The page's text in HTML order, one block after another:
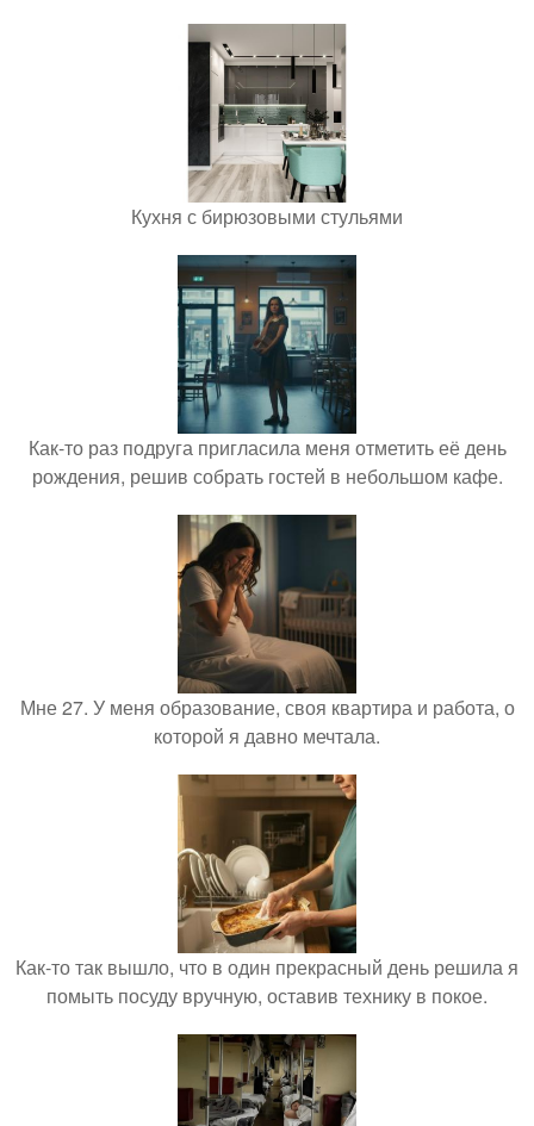
Кухня с бирюзовыми стульями
Как-то раз подруга пригласила меня отметить её день
рождения, решив собрать гостей в небольшом кафе.
Мне 27. У меня образование, своя квартира и работа, о
которой я давно мечтала.
Как-то так вышло, что в один прекрасный день решила я
помыть посуду вручную, оставив технику в покое.